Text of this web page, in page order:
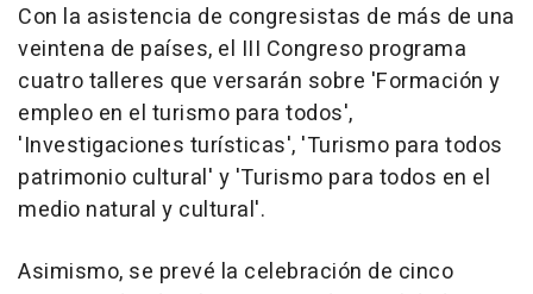
Con la asistencia de congresistas de más de una
veintena de países, el III Congreso programa
cuatro talleres que versarán sobre 'Formación y
empleo en el turismo para todos',
'Investigaciones turísticas', 'Turismo para todos
patrimonio cultural' y 'Turismo para todos en el
medio natural y cultural'.
Asimismo, se prevé la celebración de cinco